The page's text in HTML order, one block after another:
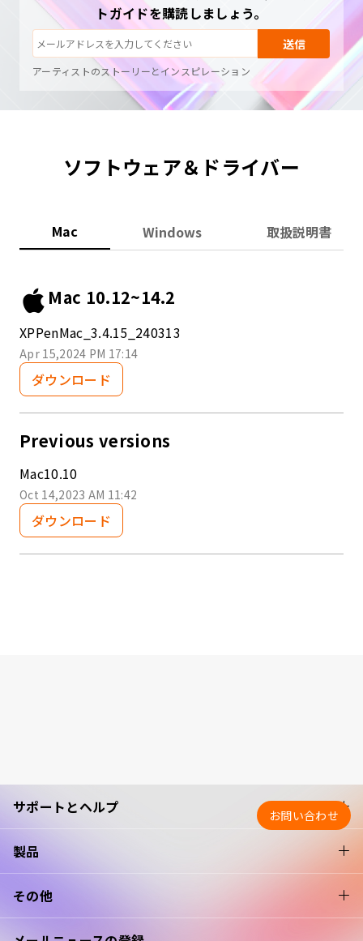
トガイドを購読しましょう。
送信
描画チュートリアル
ヒントとトラブルシューティング
新製品情報と特別オファー
アーティストのストーリーとインスピレーション
月1〜2通、スパムはなし
メールはリクエストした内容の送信にのみ使用されます
ソフトウェア＆ドライバー
Mac Windows 取扱説明書
Mac 10.12~14.2
XPPenMac_3.4.15_240313
Apr 15,2024 PM 17:14
ダウンロード
Previous versions
Mac10.10
Oct 14,2023 AM 11:42
ダウンロード
サポートとヘルプ
製品
その他
お問い合わせ